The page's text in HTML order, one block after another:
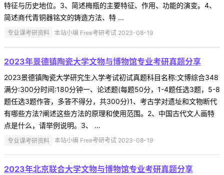
特征与历史地位。3、简述梅瓶的主要特征、作用、功能的演变。4、
简述商代青铜器铭文的铸造方法、特 ...
专业课考研资料 本站小编 Free考研考试 2023-08-19
2023年景德镇陶瓷大学文物与博物馆专业考研真题分享
2023景德镇陶瓷大学研究生入学考试初试真题科目名称:文博综合348
满分:300分时间:180分钟一、论述题(每题50分，1-4题任选3题，5-8
题任选3题作答，多答不得分，共300分)1、考古学对遗址和文物断代
有哪些方法?阐述这些方法的原理和使用范围。2、中国古代文人画特
点是什么，请举例说明。3、 ...
专业课考研资料 本站小编 Free考研考试 2023-08-19
2023年北京联合大学文物与博物馆专业考研真题分享